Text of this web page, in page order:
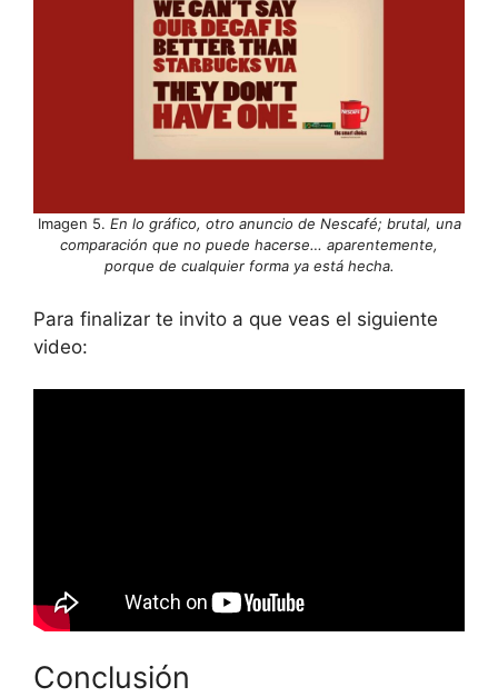
Imagen 5. En lo gráfico, otro anuncio de Nescafé; brutal, una
comparación que no puede hacerse… aparentemente,
porque de cualquier forma ya está hecha.
Para finalizar te invito a que veas el siguiente
video:
Conclusión